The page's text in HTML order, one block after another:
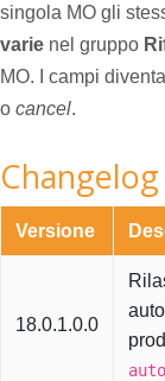
singola MO gli
varie nel gruppo
MO. I campi
o cancel.
Changelog
Versione
18.0.1.0.0